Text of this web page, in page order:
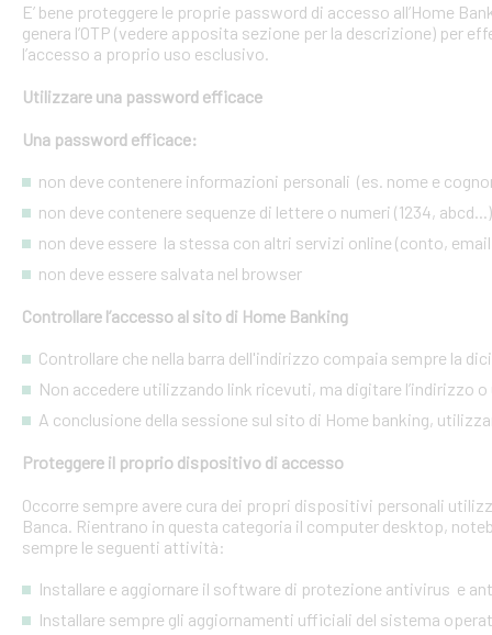
E’ bene proteggere le proprie password di accesso all’Home
genera l’OTP (vedere apposita sezione per la descrizione) per
l’accesso a proprio uso esclusivo.
Utilizzare una password efficace
Una password efficace:
non deve contenere informazioni personali (es. nome e
non deve contenere sequenze di lettere o numeri (1234, abcd...)
non deve essere la stessa con altri servizi online (conto,
non deve essere salvata nel browser
Controllare l’accesso al sito di Home Banking
Controllare che nella barra dell'indirizzo compaia sempre la
Non accedere utilizzando link ricevuti, ma digitare l’indirizzo
A conclusione della sessione sul sito di Home banking,
Proteggere il proprio dispositivo di accesso
Occorre sempre avere cura dei propri dispositivi personali
Banca. Rientrano in questa categoria il computer desktop,
sempre le seguenti attività:
Installare e aggiornare il software di protezione antivirus e
Installare sempre gli aggiornamenti ufficiali del sistema